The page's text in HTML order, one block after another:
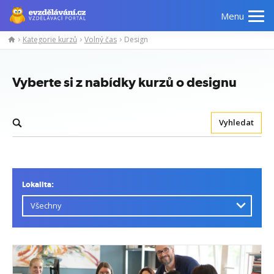
Menu
Kategorie kurzů Volný čas Design
Vyberte si z nabídky kurzů o designu
Vyhledat
Lokalita: